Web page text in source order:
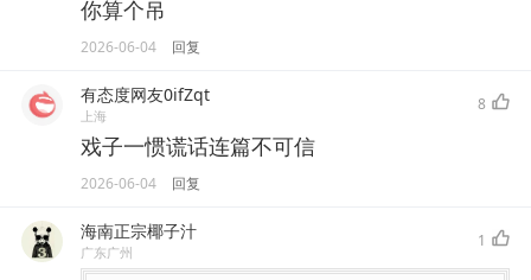
你算个吊
2026-06-04 回复
有态度网友0ifZqt
上海
8
戏子一惯谎话连篇不可信
2026-06-04 回复
海南正宗椰子汁
广东广州
1